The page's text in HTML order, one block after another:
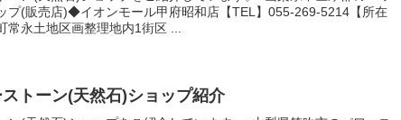
プ(販売店)◆イオンモール甲府昭和店【TEL】055-269-5214【所在
常永土地区画整理地内1街区 ...
トーン(天然石)ショップ紹介